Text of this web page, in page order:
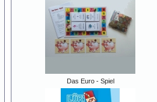
Das Euro - Spiel